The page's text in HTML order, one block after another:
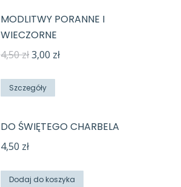
MODLITWY PORANNE I
WIECZORNE
4,50złPierwotna
wynosiła:
3,00 złAktualna
Szczegóły
DO ŚWIĘTEGO CHARBELA
4,50 zł
Dodaj do koszyka